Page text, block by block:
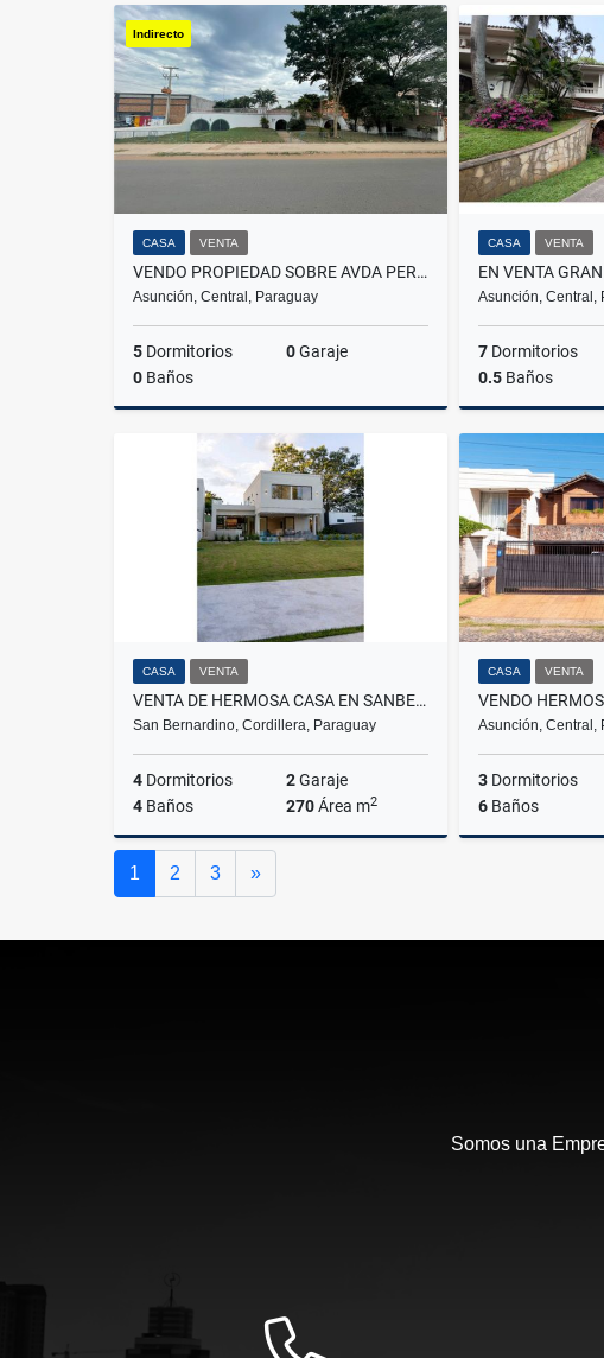
Venta
G1,300,000,000
Indirecto
CASA VENTA
VENDO PROPIEDAD SOBRE AVDA PERON 40X30 M2 SUPERFICIE: 1200 M2
Asunción, Central, Paraguay
5 Dormitorios 0Garaje
0 Baños
US$490,000
CASA VENTA
Asunción, Central,
7Dormitorios
0.5Baños
CASA VENTA
VENTA DE HERMOSA CASA EN SANBER - CASA PUEBLO HOME
San Bernardino, Cordillera, Paraguay
4 Dormitorios 2Garaje
4 Baños 270Área m2
CASA VENTA
Asunción, Central,
3Dormitorios
6Baños
1 2 3 »Siguiente
Somos una